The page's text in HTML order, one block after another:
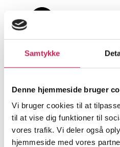
Samtykke
Denne hjemmeside bruger
Vi bruger cookies til at
til at vise dig funktioner til
vores trafik. Vi deler også
hjemmeside med vores